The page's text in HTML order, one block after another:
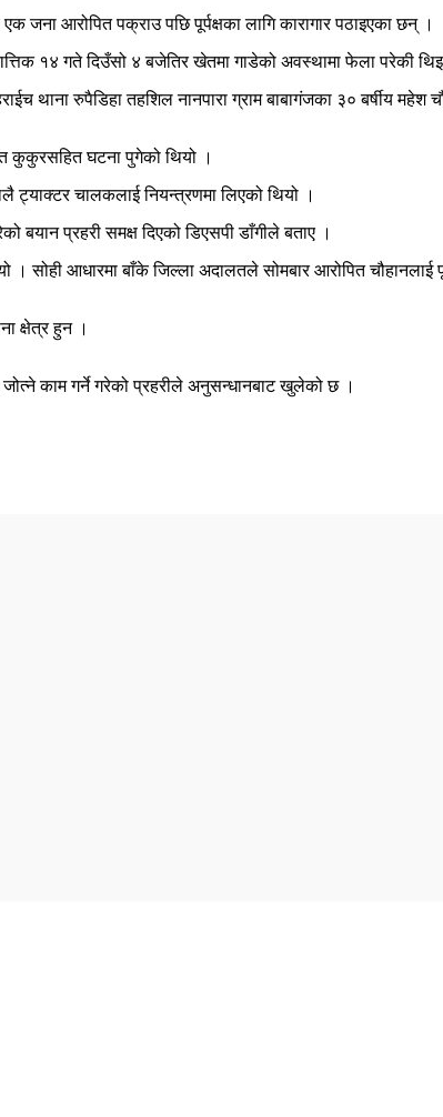
जना आरोपित पक्राउ पछि पूर्पक्षका लागि कारागार पठाइएका छन् ।
१४ गते दिउँसो ४ बजेतिर खेतमा गाडेको अवस्थामा फेला परेकी
थाना रुपैडिहा तहशिल नानपारा ग्राम बाबागंजका ३० बर्षीय
कुकुरसहित घटना पुगेको थियो ।
ट्याक्टर चालकलाई नियन्त्रणमा लिएको थियो ।
बयान प्रहरी समक्ष दिएको डिएसपी डाँगीले बताए ।
। सोही आधारमा बाँके जिल्ला अदालतले सोमबार आरोपित चौहानलाई
क्षेत्र हुन ।
काम गर्ने गरेको प्रहरीले अनुसन्धानबाट खुलेको छ ।